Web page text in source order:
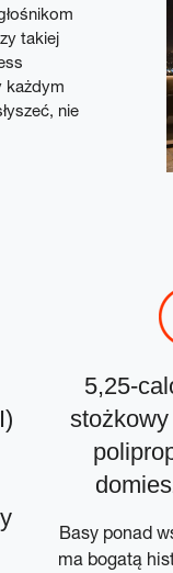
takiej
każdym
nie
5,25-
Basy ponad
ma bogatą